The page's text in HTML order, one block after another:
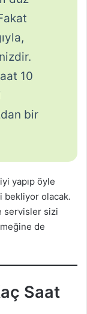
10
bir
yapıp öyle
bekliyor olacak.
servisler sizi
de
Saat